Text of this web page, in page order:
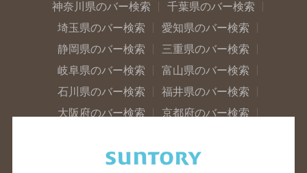
神奈川県のバー検索
千葉県のバー検索
埼玉県のバー検索
愛知県のバー検索
静岡県のバー検索
三重県のバー検索
岐阜県のバー検索
富山県のバー検索
石川県のバー検索
福井県のバー検索
大阪府のバー検索
京都府のバー検索
滋賀県のバー検索
和歌山県のバー検索